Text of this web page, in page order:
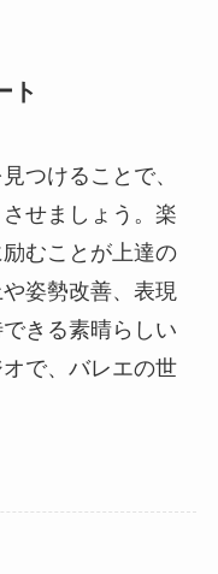
ト
つけることで、
せましょう。楽
むことが上達の
姿勢改善、表現
きる素晴らしい
で、バレエの世